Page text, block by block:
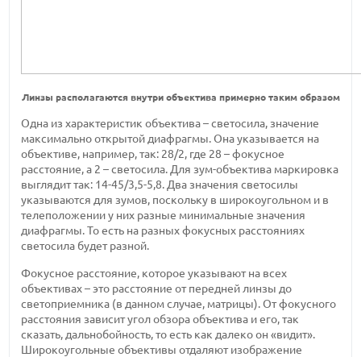
Линзы располагаются внутри объектива примерно таким образом
Одна из характеристик объектива – светосила, значение
максимально открытой диафрагмы. Она указывается на
объективе, например, так: 28/2, где 28 – фокусное
расстояние, а 2 – светосила. Для зум-объектива маркировка
выглядит так: 14-45/3,5-5,8. Два значения светосилы
указываются для зумов, поскольку в широкоугольном и в
телеположении у них разные минимальные значения
диафрагмы. То есть на разных фокусных расстояниях
светосила будет разной.
Фокусное расстояние, которое указывают на всех
объективах – это расстояние от передней линзы до
светоприемника (в данном случае, матрицы). От фокусного
расстояния зависит угол обзора объектива и его, так
сказать, дальнобойность, то есть как далеко он «видит».
Широкоугольные объективы отдаляют изображение